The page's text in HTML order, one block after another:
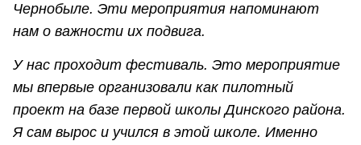
Чернобыле. Эти мероприятия напоминают
нам о важности их подвига.
У нас проходит фестиваль. Это мероприятие
мы впервые организовали как пилотный
проект на базе первой школы Динского района.
Я сам вырос и учился в этой школе. Именно